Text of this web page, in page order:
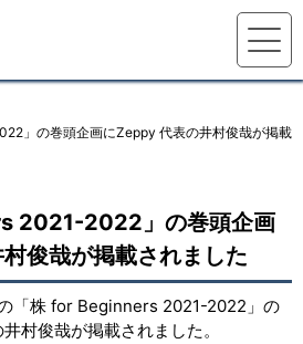
」の巻頭企画にZeppy 代表の井村俊哉が掲載
2021-2022」の巻頭企画
俊哉が掲載されました
「株 for Beginners 2021-2022」の
村俊哉が掲載されました。